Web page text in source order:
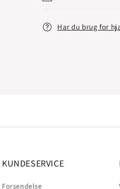
Har du brug for
KUNDESERVICE
Forsendelse